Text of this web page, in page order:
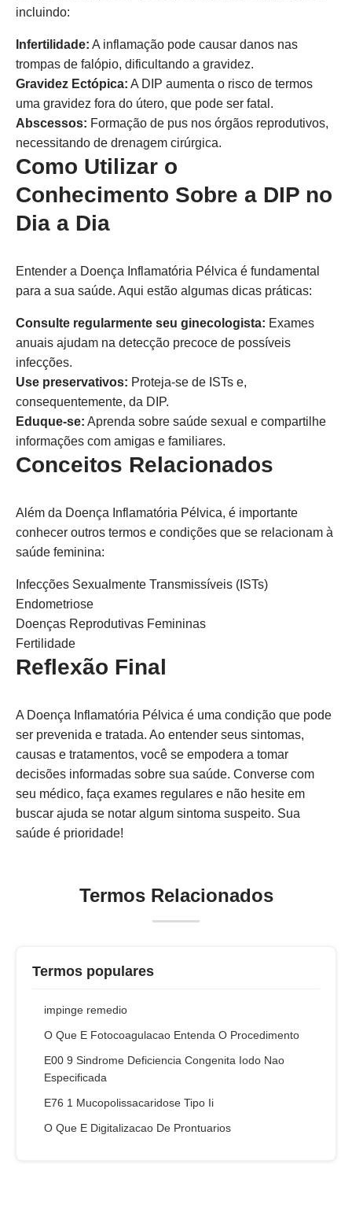
incluindo:
Infertilidade: A inflamação pode causar danos nas
trompas de falópio, dificultando a gravidez.
Gravidez Ectópica: A DIP aumenta o risco de termos
uma gravidez fora do útero, que pode ser fatal.
Abscessos: Formação de pus nos órgãos reprodutivos,
necessitando de drenagem cirúrgica.
Como Utilizar o
Conhecimento Sobre a DIP no
Dia a Dia
Entender a Doença Inflamatória Pélvica é fundamental
para a sua saúde. Aqui estão algumas dicas práticas:
Consulte regularmente seu ginecologista: Exames
anuais ajudam na detecção precoce de possíveis
infecções.
Use preservativos: Proteja-se de ISTs e,
consequentemente, da DIP.
Eduque-se: Aprenda sobre saúde sexual e compartilhe
informações com amigas e familiares.
Conceitos Relacionados
Além da Doença Inflamatória Pélvica, é importante
conhecer outros termos e condições que se relacionam à
saúde feminina:
Infecções Sexualmente Transmissíveis (ISTs)
Endometriose
Doenças Reprodutivas Femininas
Fertilidade
Reflexão Final
A Doença Inflamatória Pélvica é uma condição que pode
ser prevenida e tratada. Ao entender seus sintomas,
causas e tratamentos, você se empodera a tomar
decisões informadas sobre sua saúde. Converse com
seu médico, faça exames regulares e não hesite em
buscar ajuda se notar algum sintoma suspeito. Sua
saúde é prioridade!
Termos Relacionados
Termos populares
impinge remedio
O Que E Fotocoagulacao Entenda O Procedimento
E00 9 Sindrome Deficiencia Congenita Iodo Nao
Especificada
E76 1 Mucopolissacaridose Tipo Ii
O Que E Digitalizacao De Prontuarios